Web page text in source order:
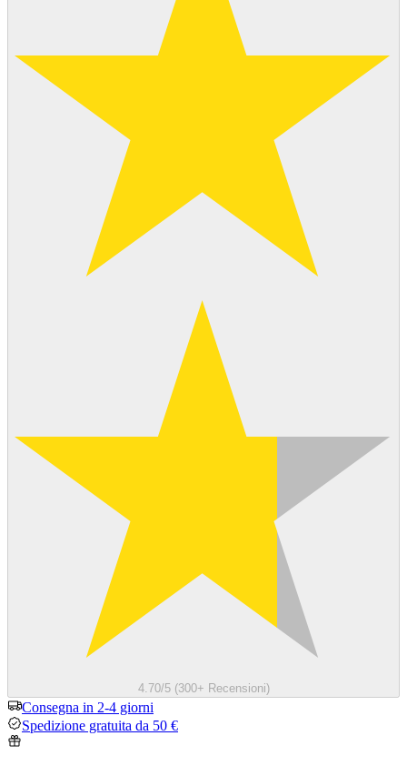
4.70/5 (300+ Recensioni)
Consegna in 2-4 giorni
Spedizione gratuita da 50 €